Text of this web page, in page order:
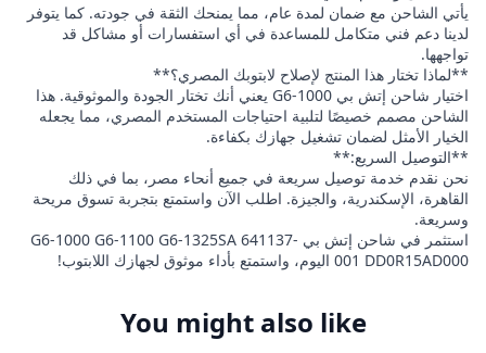
يأتي الشاحن مع ضمان لمدة عام، مما يمنحك الثقة في جودته. كما يتوفر
لدينا دعم فني متكامل للمساعدة في أي استفسارات أو مشاكل قد
تواجهها.
**لماذا تختار هذا المنتج لإصلاح لابتوبك المصري؟**
اختيار شاحن إتش بي G6-1000 يعني أنك تختار الجودة والموثوقية. هذا
الشاحن مصمم خصيصًا لتلبية احتياجات المستخدم المصري، مما يجعله
الخيار الأمثل لضمان تشغيل جهازك بكفاءة.
**التوصيل السريع:**
نحن نقدم خدمة توصيل سريعة في جميع أنحاء مصر، بما في ذلك
القاهرة، الإسكندرية، والجيزة. اطلب الآن واستمتع بتجربة تسوق مريحة
وسريعة.
استثمر في شاحن إتش بي G6-1000 G6-1100 G6-1325SA 641137-
001 DD0R15AD000 اليوم، واستمتع بأداء موثوق لجهازك اللابتوب!
You might also like